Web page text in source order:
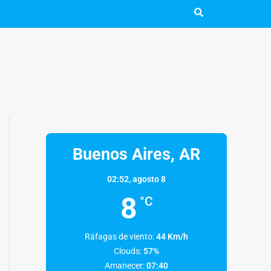
Buenos Aires, AR
02:52,agosto 8
8 °C
Ráfagas de viento:44 Km/h
Clouds: 57%
Amanecer:07:40